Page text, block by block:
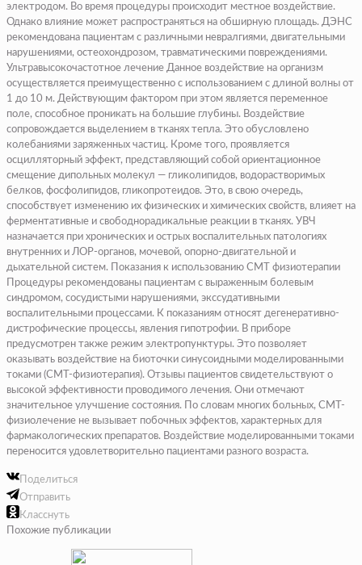
электродом. Во время процедуры происходит местное воздействие.
Однако влияние может распространяться на обширную площадь. ДЭНС
рекомендована пациентам с различными невралгиями, двигательными
нарушениями, остеохондрозом, травматическими повреждениями.
Ультравысокочастотное лечение Данное воздействие на организм
осуществляется преимущественно с использованием с длиной волны от
1 до 10 м. Действующим фактором при этом является переменное
поле, способное проникать на большие глубины. Воздействие
сопровождается выделением в тканях тепла. Это обусловлено
колебаниями заряженных частиц. Кроме того, проявляется
осцилляторный эффект, представляющий собой ориентационное
смещение дипольных молекул — гликолипидов, водорастворимых
белков, фосфолипидов, гликопротеидов. Это, в свою очередь,
способствует изменению их физических и химических свойств, влияет на
ферментативные и свободнорадикальные реакции в тканях. УВЧ
назначается при хронических и острых воспалительных патологиях
внутренних и ЛОР-органов, мочевой, опорно-двигательной и
дыхательной систем. Показания к использованию СМТ физиотерапии
Процедуры рекомендованы пациентам с выраженным болевым
синдромом, сосудистыми нарушениями, экссудативными
воспалительными процессами. К показаниям относят дегенеративно-
дистрофические процессы, явления гипотрофии. В приборе
предусмотрен также режим электропунктуры. Это позволяет
оказывать воздействие на биоточки синусоидными моделированными
токами (СМТ-физиотерапия). Отзывы пациентов свидетельствуют о
высокой эффективности проводимого лечения. Они отмечают
значительное улучшение состояния. По словам многих больных, СМТ-
физиолечение не вызывает побочных эффектов, характерных для
фармакологических препаратов. Воздействие моделированными токами
переносится удовлетворительно пациентами разного возраста.
Поделиться
Отправить
Класснуть
Похожие публикации